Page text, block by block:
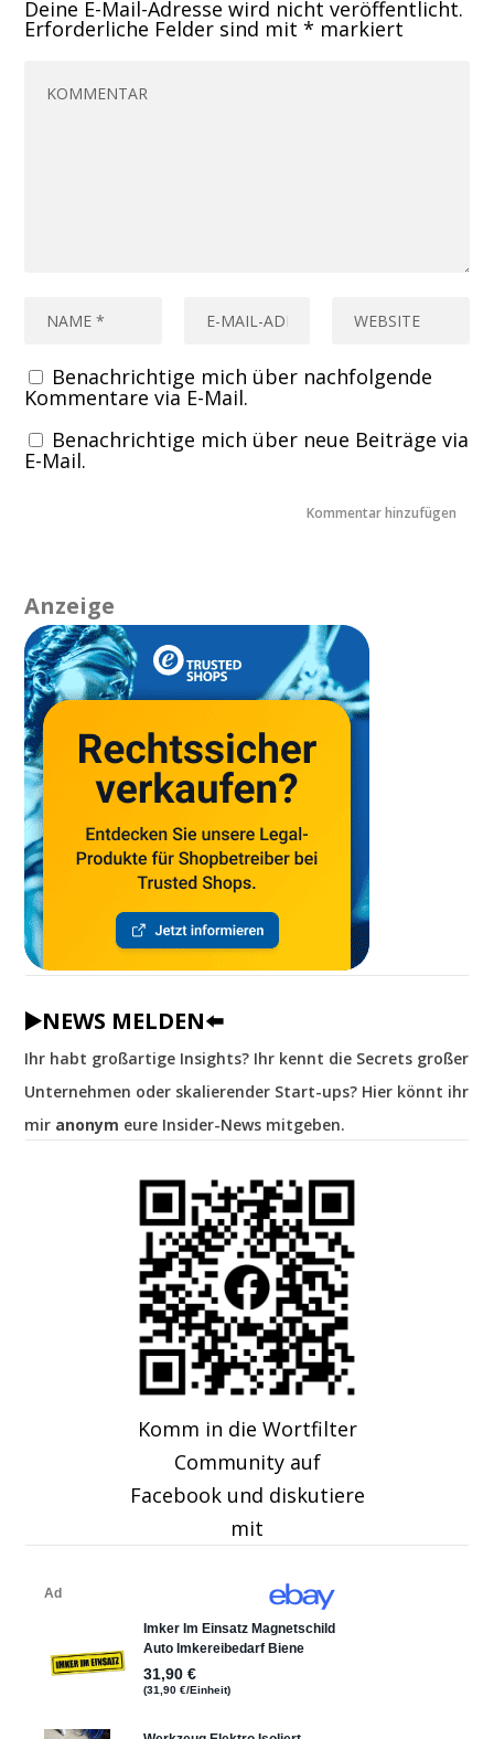
Deine E-Mail-Adresse wird nicht veröffentlicht.
Erforderliche Felder sind mit* markiert
Benachrichtige mich über nachfolgende
Kommentare via E-Mail.
Benachrichtige mich über neue Beiträge via
E-Mail.
Anzeige
▶️NEWS MELDEN⬅️
Ihr habt großartige Insights? Ihr kennt die Secrets großer
Unternehmen oder skalierender Start-ups? Hier könnt ihr
mir anonym eure Insider-News mitgeben.
Komm in die Wortfilter
Community auf
Facebook und diskutiere
mit